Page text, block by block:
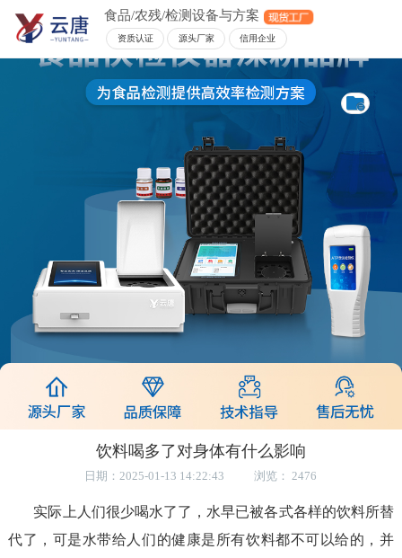
食品/农残/检测设备与方案
资质认证 源头厂家 信用企业
饮料喝多了对身体有什么影响
日期：2025-01-13 14:22:43 浏览： 2476
实际上人们很少喝水了了，水早已被各式各样的饮料所替
代了，可是水带给人们的健康是所有饮料都不可以给的，并